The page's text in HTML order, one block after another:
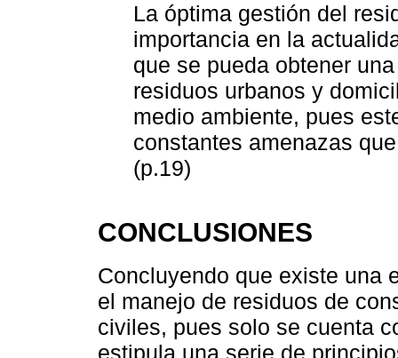
La óptima gestión del
importancia en la
que se pueda obtener
residuos urbanos y
medio ambiente, pues
constantes amenazas
(p.19)
CONCLUSIONES
Concluyendo que existe una
el manejo de residuos de
civiles, pues solo se cuenta
estipula una serie de